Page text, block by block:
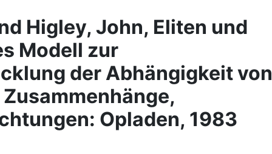
Higley, John, Eliten und
Modell zur
der Abhängigkeit von
Opladen, 1983